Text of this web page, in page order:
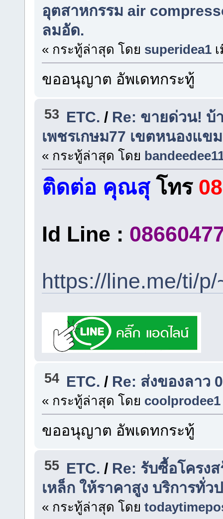
อุตสาหกรรม air
ลมอัด.
« กระทู้ล่าสุด โดย superidea1
ขออนุญาต อัพเดทกระทู้
53 ETC. / Re: ขายด่วน! บ้
เพชรเกษม77 เขตหนองแข
« กระทู้ล่าสุด โดย
ติดต่อ คุณสุโทร
Id Line :
https://line.me/ti/
54 ETC. / Re: ส่งของลาว
« กระทู้ล่าสุด โดย coolprodee1
ขออนุญาต อัพเดทกระทู้
55 ETC. / Re: รับซื้อโครง
เหล็ก ให้ราคาสูง บริการทั่ว
« กระทู้ล่าสุด โดย